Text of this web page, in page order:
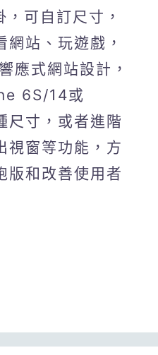
可自訂尺寸，
網站、玩遊戲，
應式網站設計，
6S/14或
寸，或者進階
視窗等功能，方
版和改善使用者